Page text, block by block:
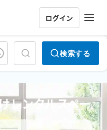
ログイン
検索する
レンタルスペー